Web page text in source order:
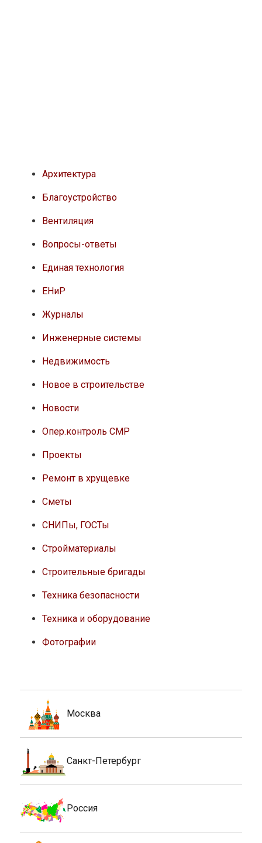
Архитектура
Благоустройство
Вентиляция
Вопросы-ответы
Единая технология
ЕНиР
Журналы
Инженерные системы
Недвижимость
Новое в строительстве
Новости
Опер.контроль СМР
Проекты
Ремонт в хрущевке
Сметы
СНИПы, ГОСТы
Стройматериалы
Строительные бригады
Техника безопасности
Техника и оборудование
Фотографии
Москва
Санкт-Петербург
Россия